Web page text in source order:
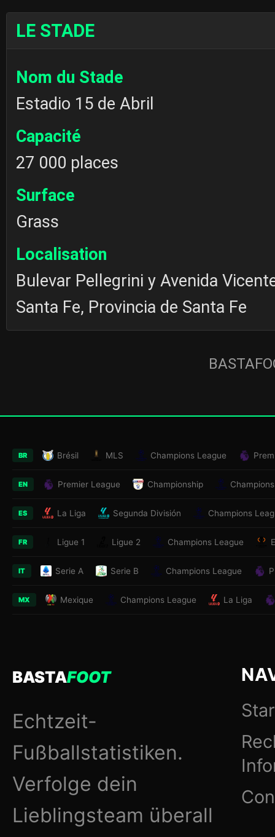
LE STADE
Nom du Stade
Estadio 15 de Abril
Capacité
27 000 places
Surface
Grass
Localisation
Bulevar Pellegrini y Avenida
Santa Fe, Provincia de Santa Fe
BR Brésil MLS Champions League
EN Premier League Championship
ES La Liga Segunda División Champions
FR Ligue 1 Ligue 2 Champions League
IT Serie A Serie B Champions League
MX Mexique Champions League La Liga
BASTAFOOT
Echtzeit-
Fußballstatistiken.
Verfolge dein
Lieblingsteam überall